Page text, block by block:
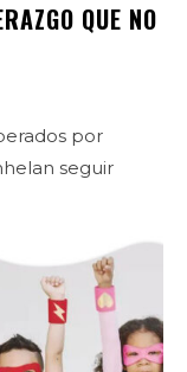
QUE NO
por
seguir